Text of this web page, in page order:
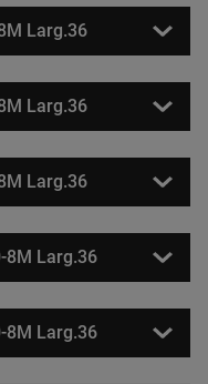
Larg.36
Larg.36
Larg.36
8M Larg.36
8M Larg.36